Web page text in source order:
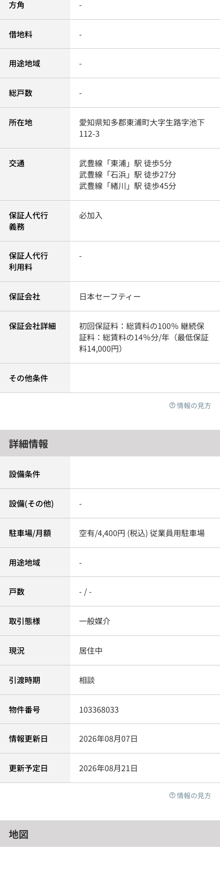
方角 -
借地料 -
用途地域 -
総戸数 -
所在地 愛知県知多郡東浦町大字生路字池下
112-3
交通 武豊線 「東浦」駅 徒歩5分
武豊線 「石浜」駅 徒歩27分
武豊線 「緒川 」駅 徒歩45分
保証人代行
義務
必加入
保証人代行
利用料
-
保証会社 日本セーフティー
保証会社詳細
初回保証料：総賃料の100％ 継続保
証料：総賃料の14％分/年（最低保証
料14,000円）
その他条件
情報の見方
詳細情報
設備条件
設備(その他) -
駐車場/月額 空有/4,400円 (税込) 従業員用駐車場
用途地域 -
戸数 - / -
取引態様 一般媒介
現況 居住中
引渡時期 相談
物件番号 103368033
情報更新日 2026年08月07日
更新予定日 2026年08月21日
情報の見方
地図